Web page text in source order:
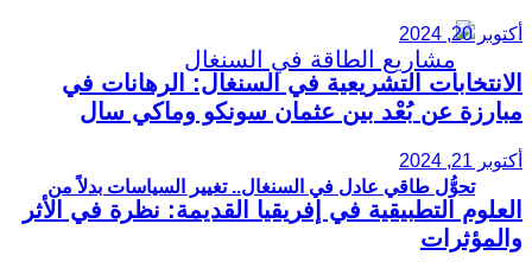
تحوُّل طاقي عادل في السنغال.. تغيير السياسات بدلاً من
أكتوبر 20, 2024
الانتخابات التشريعية في السنغال: الرهانات في
مبارزة عن بُعْد بين عثمان سونكو وماكي سال
أكتوبر 21, 2024
العلوم التطبيقية في إفريقيا القديمة: نظرة في الأثر
والمؤثرات